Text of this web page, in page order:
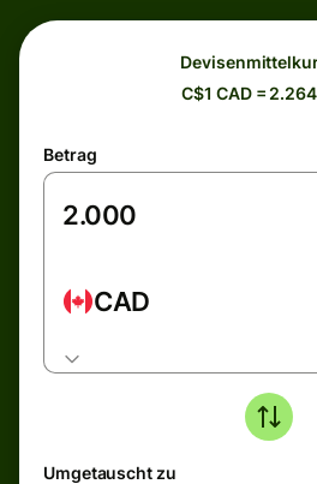
C$1 CAD =
Betrag
CAD
Umgetauscht zu